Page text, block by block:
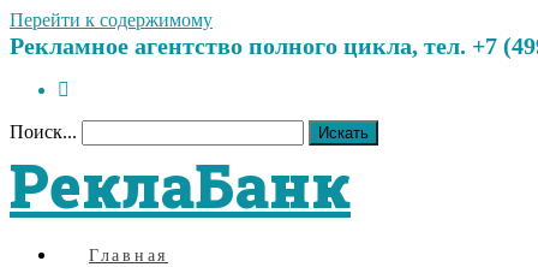
Перейти к содержимому
Рекламное агентство полного цикла, тел. +7
Поиск... Искать
РеклаБанк
Главная